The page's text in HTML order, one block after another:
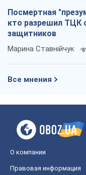
Посмертная
кто разрешил ТЦК
защитников
Марина Ставнійчук
Все мнения
О компании
Правовая информация